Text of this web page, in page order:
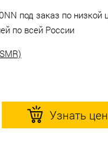
под заказ по низкой
по всей России
Узнать